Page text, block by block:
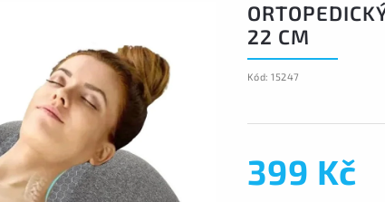
22 CM
Kód: 15247
399 Kč